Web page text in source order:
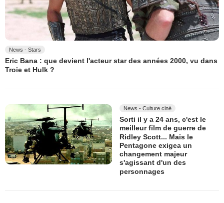
News - Stars
Eric Bana : que devient l'acteur star des années 2000, vu dans
Troie et Hulk ?
News - Culture ciné
Sorti il y a 24 ans, c'est le
meilleur film de guerre de
Ridley Scott... Mais le
Pentagone exigea un
changement majeur
s'agissant d'un des
personnages